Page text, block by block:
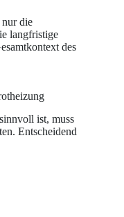
die
langfristige
des
ist, muss
Entscheidend